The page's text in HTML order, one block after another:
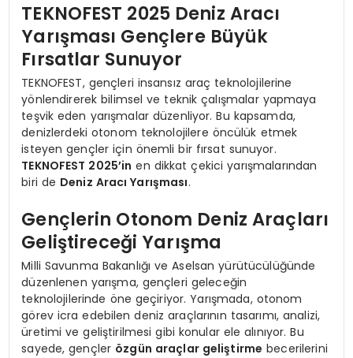
TEKNOFEST 2025 Deniz Aracı
Yarışması Gençlere Büyük
Fırsatlar Sunuyor
TEKNOFEST, gençleri insansız araç teknolojilerine
yönlendirerek bilimsel ve teknik çalışmalar yapmaya
teşvik eden yarışmalar düzenliyor. Bu kapsamda,
denizlerdeki otonom teknolojilere öncülük etmek
isteyen gençler için önemli bir fırsat sunuyor.
TEKNOFEST 2025’in en dikkat çekici yarışmalarından
biri de Deniz Aracı Yarışması.
Gençlerin Otonom Deniz Araçları
Geliştireceği Yarışma
Milli Savunma Bakanlığı ve Aselsan yürütücülüğünde
düzenlenen yarışma, gençleri geleceğin
teknolojilerinde öne geçiriyor. Yarışmada, otonom
görev icra edebilen deniz araçlarının tasarımı, analizi,
üretimi ve geliştirilmesi gibi konular ele alınıyor. Bu
sayede, gençler özgün araçlar geliştirme becerilerini